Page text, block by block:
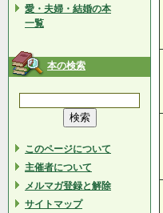
愛・夫婦・結婚の本
一覧
本の検索
このページについて
主催者について
メルマガ登録と解除
サイトマップ